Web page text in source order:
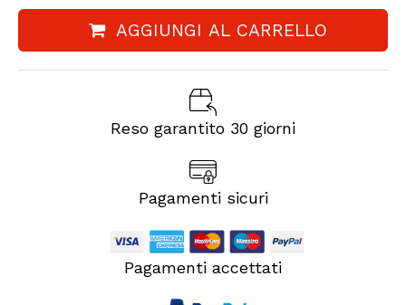
AGGIUNGI AL CARRELLO
Reso garantito 30 giorni
Pagamenti sicuri
Pagamenti accettati